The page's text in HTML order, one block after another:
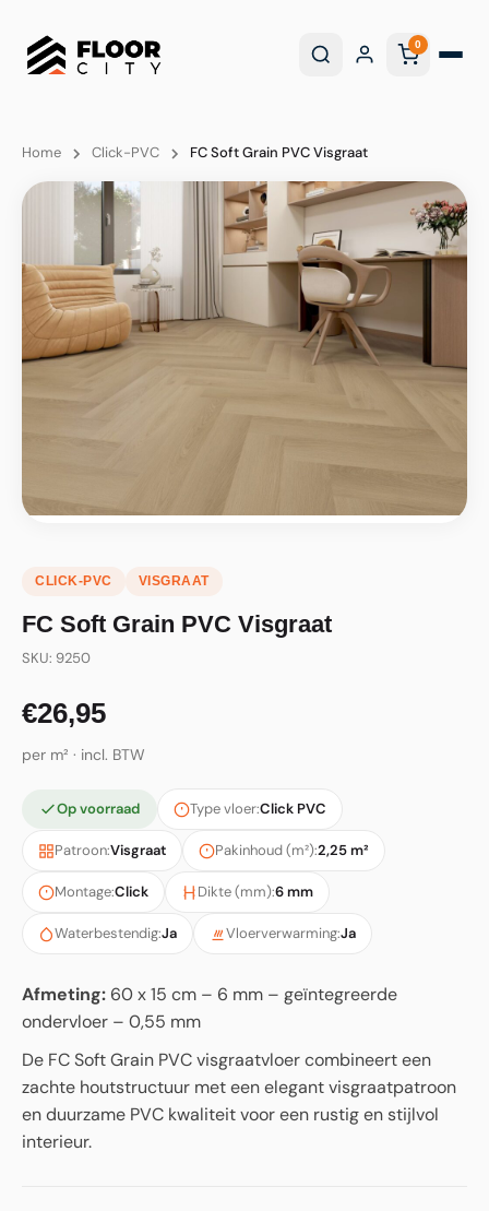
0
Home Click-PVC FC Soft Grain PVC Visgraat
CLICK-PVC VISGRAAT
FC Soft Grain PVC Visgraat
SKU: 9250
€26,95
per m² · incl. BTW
Op voorraad Type vloer:Click PVC
Patroon:Visgraat Pakinhoud (m²):2,25 m²
Montage:Click Dikte (mm):6 mm
Waterbestendig:Ja Vloerverwarming:Ja
Afmeting: 60 x 15 cm – 6 mm – geïntegreerde
ondervloer – 0,55 mm
De FC Soft Grain PVC visgraatvloer combineert een
zachte houtstructuur met een elegant visgraatpatroon
en duurzame PVC kwaliteit voor een rustig en stijlvol
interieur.